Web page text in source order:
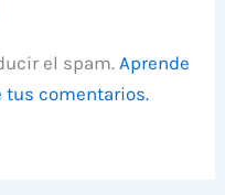
el spam.Aprende
tus comentarios.